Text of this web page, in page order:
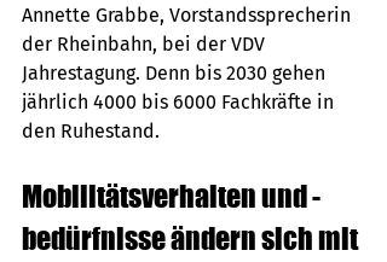
Annette Grabbe, Vorstandssprecherin
der Rheinbahn, bei der VDV
Jahrestagung. Denn bis 2030 gehen
jährlich 4000 bis 6000 Fachkräfte in
den Ruhestand.
Mobilitätsverhalten und -
bedürfnisse ändern sich mit